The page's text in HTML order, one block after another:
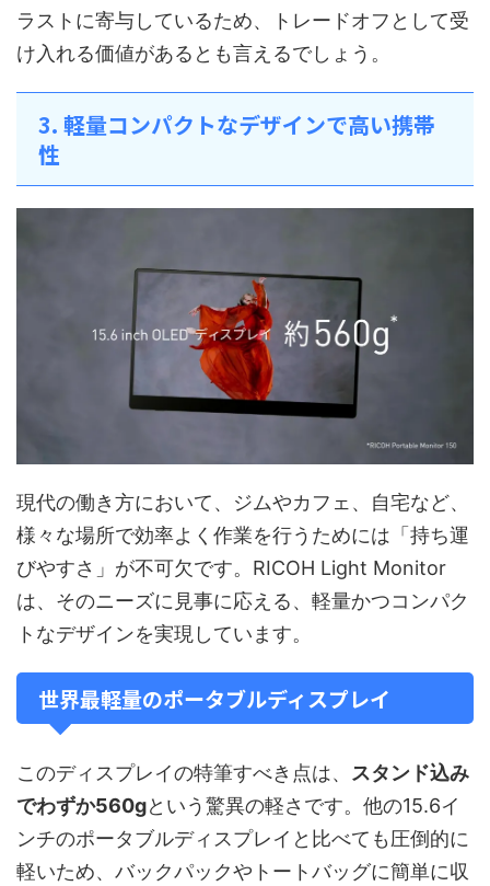
ラストに寄与しているため、トレードオフとして受
け入れる価値があるとも言えるでしょう。
3. 軽量コンパクトなデザインで高い携帯
性
現代の働き方において、ジムやカフェ、自宅など、
様々な場所で効率よく作業を行うためには「持ち運
びやすさ」が不可欠です。RICOH Light Monitor
は、そのニーズに見事に応える、軽量かつコンパク
トなデザインを実現しています。
世界最軽量のポータブルディスプレイ
このディスプレイの特筆すべき点は、 スタンド込み
でわずか560gという驚異の軽さです。他の15.6イ
ンチのポータブルディスプレイと比べても圧倒的に
軽いため、バックパックやトートバッグに簡単に収